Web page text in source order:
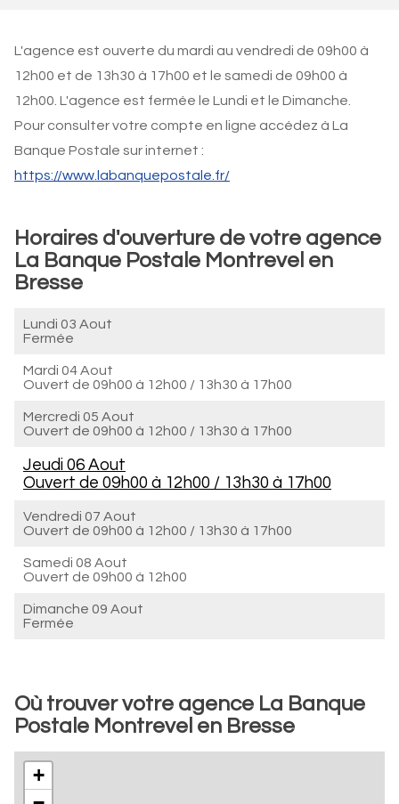
L'agence est ouverte du mardi au vendredi de 09h00 à
12h00 et de 13h30 à 17h00 et le samedi de 09h00 à
12h00. L'agence est fermée le Lundi et le Dimanche.
Pour consulter votre compte en ligne accédez à La
Banque Postale sur internet :
https://www.labanquepostale.fr/
Horaires d'ouverture de votre agence
La Banque Postale Montrevel en
Bresse
Lundi 03 Aout
Fermée
Mardi 04 Aout
Ouvert de 09h00 à 12h00 / 13h30 à 17h00
Mercredi 05 Aout
Ouvert de 09h00 à 12h00 / 13h30 à 17h00
Jeudi 06 Aout
Ouvert de 09h00 à 12h00 / 13h30 à 17h00
Vendredi 07 Aout
Ouvert de 09h00 à 12h00 / 13h30 à 17h00
Samedi 08 Aout
Ouvert de 09h00 à 12h00
Dimanche 09 Aout
Fermée
Où trouver votre agence La Banque
Postale Montrevel en Bresse
+